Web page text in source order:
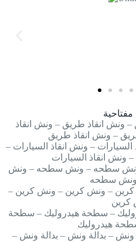
ونش انقاذ طريق – ونش انقاذ
– ونش انقاذ طريق
– ونش انقاذ السيارات –
ونش انقاذ السيارات
سطحه – ونش سطحه – ونش
سطحه
– ونش كرين – ونش كرين –
كرين
– سطحة هيدروليك – سطحة
هيدروليك
ونش – بدالة ونش – بدالة ونش –